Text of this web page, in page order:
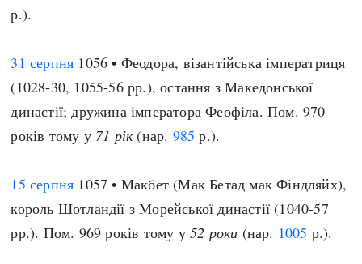
р.).
31 серпня 1056 • Феодора, візантійська імператриця
(1028-30, 1055-56 рр.), остання з Македонської
династії; дружина імператора Феофіла. Пом. 970
років тому у 71 рік(нар. 985 р.).
15 серпня 1057 • Макбет (Мак Бетад мак Фіндляйх),
король Шотландії з Морейської династії (1040-57
рр.). Пом. 969 років тому у52 роки (нар. 1005 р.).